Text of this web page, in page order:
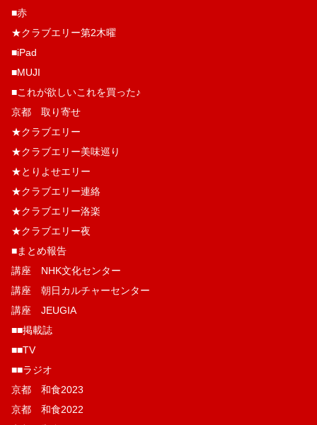
■赤
★クラブエリー第2木曜
■iPad
■MUJI
■これが欲しいこれを買った♪
京都 取り寄せ
★クラブエリー
★クラブエリー美味巡り
★とりよせエリー
★クラブエリー連絡
★クラブエリー洛楽
★クラブエリー夜
■まとめ報告
講座 NHK文化センター
講座 朝日カルチャーセンター
講座 JEUGIA
■■掲載誌
■■TV
■■ラジオ
京都 和食2023
京都 和食2022